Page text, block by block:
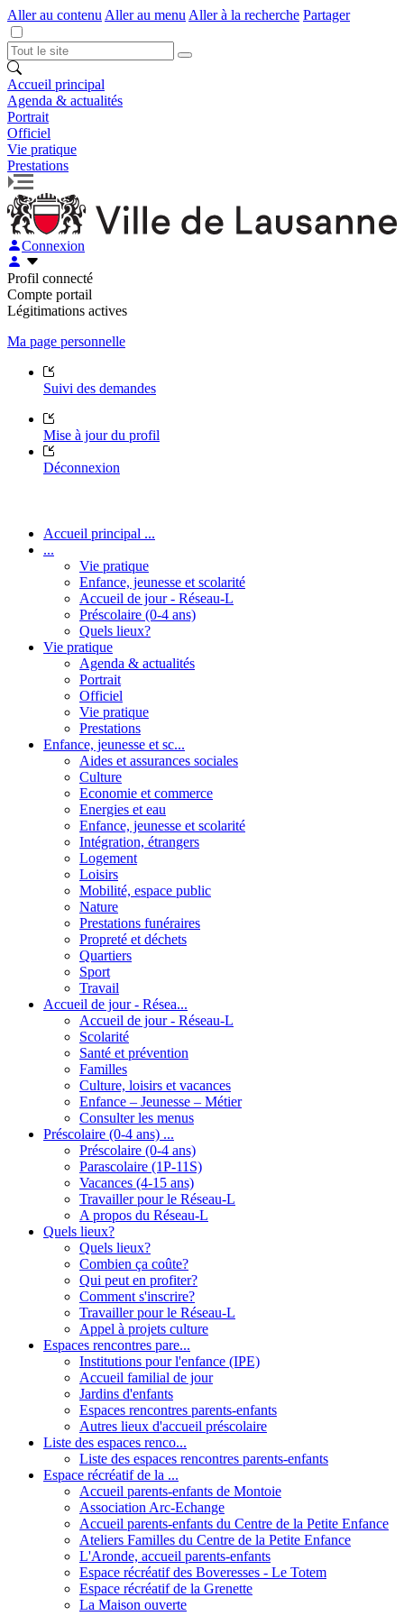
Aller au contenu Aller au menu Aller à la recherche Partager
Accueil principal
Agenda & actualités
Portrait
Officiel
Vie pratique
Prestations
Connexion
Profil connecté
Compte portail
Légitimations actives
Ma page personnelle
Suivi des demandes
Mise à jour du profil
Déconnexion
Accueil principal ...
...
Vie pratique
Enfance, jeunesse et scolarité
Accueil de jour - Réseau-L
Préscolaire (0-4 ans)
Quels lieux?
Vie pratique
Agenda & actualités
Portrait
Officiel
Vie pratique
Prestations
Enfance, jeunesse et sc...
Aides et assurances sociales
Culture
Economie et commerce
Energies et eau
Enfance, jeunesse et scolarité
Intégration, étrangers
Logement
Loisirs
Mobilité, espace public
Nature
Prestations funéraires
Propreté et déchets
Quartiers
Sport
Travail
Accueil de jour - Résea...
Accueil de jour - Réseau-L
Scolarité
Santé et prévention
Familles
Culture, loisirs et vacances
Enfance – Jeunesse – Métier
Consulter les menus
Préscolaire (0-4 ans) ...
Préscolaire (0-4 ans)
Parascolaire (1P-11S)
Vacances (4-15 ans)
Travailler pour le Réseau-L
A propos du Réseau-L
Quels lieux?
Quels lieux?
Combien ça coûte?
Qui peut en profiter?
Comment s'inscrire?
Travailler pour le Réseau-L
Appel à projets culture
Espaces rencontres pare...
Institutions pour l'enfance (IPE)
Accueil familial de jour
Jardins d'enfants
Espaces rencontres parents-enfants
Autres lieux d'accueil préscolaire
Liste des espaces renco...
Liste des espaces rencontres parents-enfants
Espace récréatif de la ...
Accueil parents-enfants de Montoie
Association Arc-Echange
Accueil parents-enfants du Centre de la Petite Enfance
Ateliers Familles du Centre de la Petite Enfance
L'Aronde, accueil parents-enfants
Espace récréatif des Boveresses - Le Totem
Espace récréatif de la Grenette
La Maison ouverte